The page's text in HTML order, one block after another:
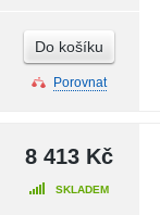
Do košíku
Porovnat
8 413 Kč
SKLADEM